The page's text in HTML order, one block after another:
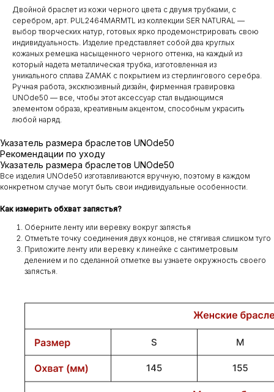
Двойной браслет из кожи черного цвета с двумя трубками, с
серебром, арт. PUL2464MARMTL из коллекции SER NATURAL —
выбор творческих натур, готовых ярко продемонстрировать свою
индивидуальность. Изделие представляет собой два круглых
кожаных ремешка насыщенного черного оттенка, на каждый из
который надета металлическая трубка, изготовленная из
уникального сплава ZAMAK с покрытием из стерлингового серебра.
Ручная работа, эксклюзивный дизайн, фирменная гравировка
UNOde50 — все, чтобы этот аксессуар стал выдающимся
элементом образа, креативным акцентом, способным украсить
любой наряд.
Указатель размера браслетов UNOde50
Рекомендации по уходу
Указатель размера браслетов UNOde50
Все изделия UNOde50 изготавливаются вручную, поэтому в каждом
конкретном случае могут быть свои индивидуальные особенности.
Как измерить обхват запястья?
Оберните ленту или веревку вокруг запястья
Отметьте точку соединения двух концов, не стягивая слишком туго
Приложите ленту или веревку к линейке с сантиметровым
делением и по сделанной отметке вы узнаете окружность своего
запястья.